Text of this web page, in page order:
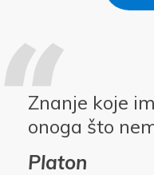
Znanje koje
onoga što
Platon